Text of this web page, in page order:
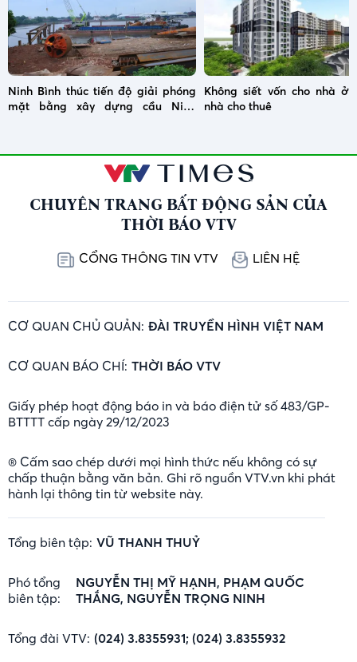
Ninh Bình thúc tiến độ giải phóng
mặt bằng xây dựng cầu Ninh
Không siết vốn cho nhà ở
nhà cho thuê
CHUYÊN TRANG BẤT ĐỘNG SẢN CỦA
THỜI BÁO VTV
CỔNG THÔNG TIN VTV LIÊN HỆ
CƠ QUAN CHỦ QUẢN: ĐÀI TRUYỀN HÌNH VIỆT NAM
CƠ QUAN BÁO CHÍ: THỜI BÁO VTV
Giấy phép hoạt động báo in và báo điện tử số 483/GP-
BTTTT cấp ngày 29/12/2023
® Cấm sao chép dưới mọi hình thức nếu không có sự
chấp thuận bằng văn bản. Ghi rõ nguồn VTV.vn khi phát
hành lại thông tin từ website này.
Tổng biên tập: VŨ THANH THUỶ
Phó tổng
biên tập:
NGUYỄN THỊ MỸ HẠNH, PHẠM QUỐC
THẮNG, NGUYỄN TRỌNG NINH
Tổng đài VTV: (024) 3.8355931; (024) 3.8355932